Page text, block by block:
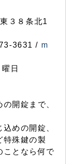
３８条北1
3631 / m
日
開錠まで、
めの開錠、
特殊鍵の製
ことなら何で